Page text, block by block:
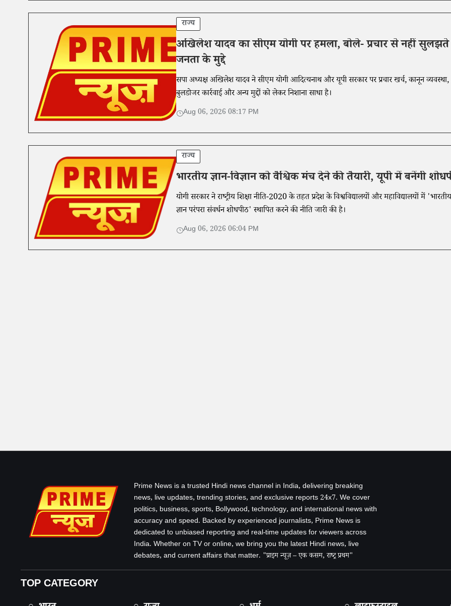
राज्य
अखिलेश यादव का सीएम योगी पर हमला, बोले- प्रचार से नहीं सुलझते
जनता के मुद्दे
सपा अध्यक्ष अखिलेश यादव ने सीएम योगी आदित्यनाथ और यूपी सरकार पर प्रचार खर्च, कानून व्यवस्था,
बुलडोजर कार्रवाई और अन्य मुद्दों को लेकर निशाना साधा है।
Aug 06, 2026 08:17 PM
राज्य
भारतीय ज्ञान-विज्ञान को वैश्विक मंच देने की तैयारी, यूपी में बनेंगी
योगी सरकार ने राष्ट्रीय शिक्षा नीति-2020 के तहत प्रदेश के विश्वविद्यालयों और महाविद्यालयों में 'भारतीय
ज्ञान परंपरा संवर्धन शोधपीठ' स्थापित करने की नीति जारी की है।
Aug 06, 2026 06:04 PM
Prime News is a trusted Hindi news channel in India, delivering breaking
news, live updates, trending stories, and exclusive reports 24x7. We cover
politics, business, sports, Bollywood, technology, and international news with
accuracy and speed. Backed by experienced journalists, Prime News is
dedicated to unbiased reporting and real-time updates for viewers across
India. Whether on TV or online, we bring you the latest Hindi news, live
debates, and current affairs that matter. "प्राइम न्यूज़ – एक कसम, राष्ट्र प्रथम"
TOP CATEGORY